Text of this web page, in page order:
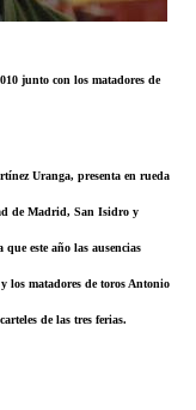
junto con los matadores de
Uranga, presenta en rueda
de Madrid, San Isidro y
este año las ausencias
los matadores de toros Antonio
de las tres ferias.